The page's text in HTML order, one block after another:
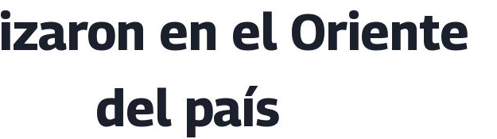
en el Oriente
del país